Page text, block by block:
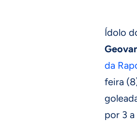
Ídolo
da
feira
por 3